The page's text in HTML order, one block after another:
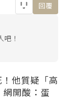
回覆
！
他質疑「高
開酸：蛋